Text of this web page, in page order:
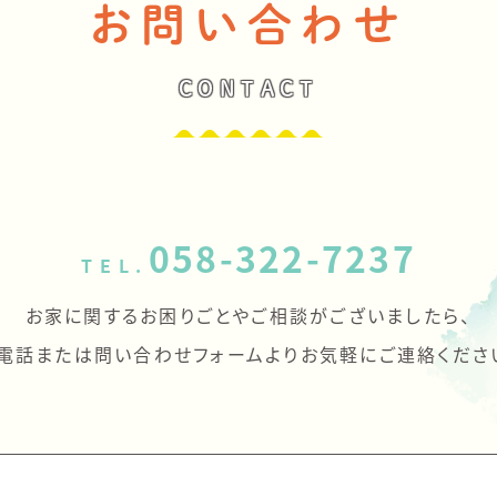
お問い合わせ
CONTACT
TEL. 058-322-7237
お家に関するお困りごとやご相談がございましたら、
話または問い合わせフォームよりお気軽にご連絡くださ